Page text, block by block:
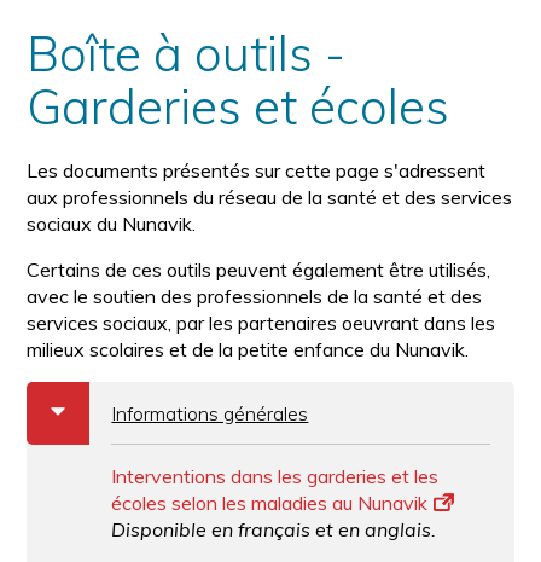
Boîte à outils -
Garderies et écoles
Les documents présentés sur cette page s'adressent
aux professionnels du réseau de la santé et des services
sociaux du Nunavik.
Certains de ces outils peuvent également être utilisés,
avec le soutien des professionnels de la santé et des
services sociaux, par les partenaires oeuvrant dans les
milieux scolaires et de la petite enfance du Nunavik.
b Informations générales
Interventions dans les garderies et les
écoles selon les maladies au Nunavik
Disponible en français et en anglais.